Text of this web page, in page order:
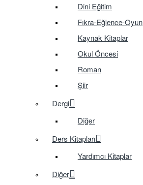
Dini Eğitim
Fıkra-Eğlence-Oyun
Kaynak Kitaplar
Okul Öncesi
Roman
Şiir
Dergi
Diğer
Ders Kitapları
Yardımcı Kitaplar
Diğer